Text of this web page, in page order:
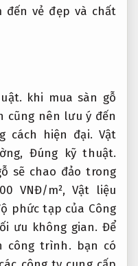
đến vẻ đẹp và chất
khi mua sàn gỗ
cũng nên lưu ý đến
cách hiện đại. Vật
Đúng kỹ thuật.
sẽ chao đảo trong
VNĐ/m², Vật liệu
phức tạp của Công
ưu không gian. Để
công trình. bạn có